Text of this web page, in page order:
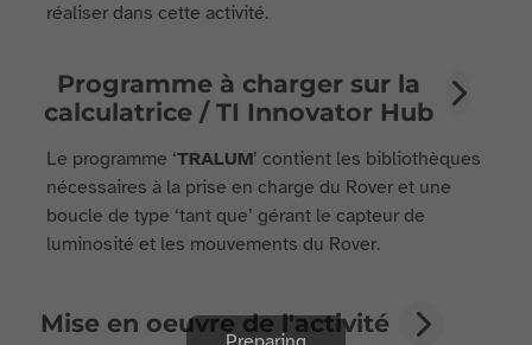
réaliser dans cette activité.
Programme à charger sur la
calculatrice / TI Innovator Hub
Le programme ‘TRALUM’ contient les bibliothèques
nécessaires à la prise en charge du Rover et une
boucle de type ‘tant que’ gérant le capteur de
luminosité et les mouvements du Rover.
Mise en oeuvre de l'activité